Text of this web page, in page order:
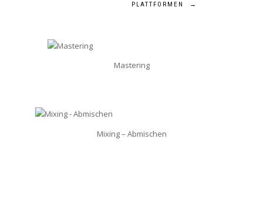
PLATTFORMEN
→
Mastering
Mixing – Abmischen